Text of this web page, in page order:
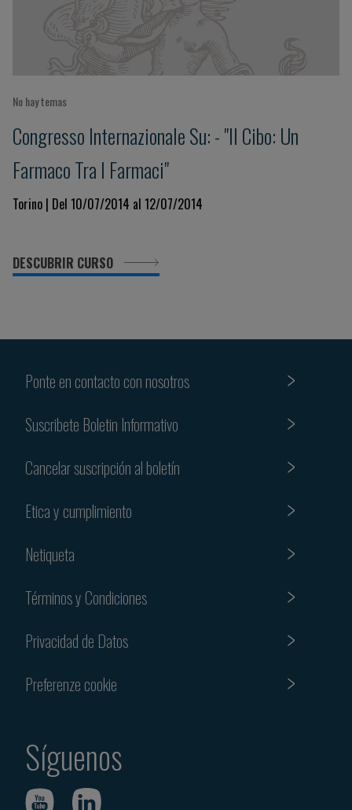
No hay temas
Congresso Internazionale Su: - "Il Cibo: Un
Farmaco Tra I Farmaci"
Torino | Del 10/07/2014 al 12/07/2014
DESCUBRIR CURSO
Ponte en contacto con nosotros
Suscribete Boletin Informativo
Cancelar suscripción al boletín
Etica y cumplimiento
Netiqueta
Términos y Condiciones
Privacidad de Datos
Preferenze cookie
Síguenos